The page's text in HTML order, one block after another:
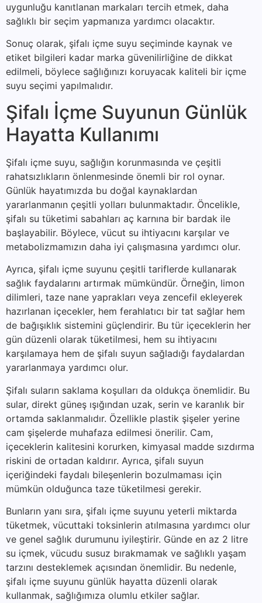
uygunluğu kanıtlanan markaları tercih etmek, daha
sağlıklı bir seçim yapmanıza yardımcı olacaktır.
Sonuç olarak, şifalı içme suyu seçiminde kaynak ve
etiket bilgileri kadar marka güvenilirliğine de dikkat
edilmeli, böylece sağlığınızı koruyacak kaliteli bir içme
suyu seçimi yapılmalıdır.
Şifalı İçme Suyunun Günlük
Hayatta Kullanımı
Şifalı içme suyu, sağlığın korunmasında ve çeşitli
rahatsızlıkların önlenmesinde önemli bir rol oynar.
Günlük hayatımızda bu doğal kaynaklardan
yararlanmanın çeşitli yolları bulunmaktadır. Öncelikle,
şifalı su tüketimi sabahları aç karnına bir bardak ile
başlayabilir. Böylece, vücut su ihtiyacını karşılar ve
metabolizmamızın daha iyi çalışmasına yardımcı olur.
Ayrıca, şifalı içme suyunu çeşitli tariflerde kullanarak
sağlık faydalarını artırmak mümkündür. Örneğin, limon
dilimleri, taze nane yaprakları veya zencefil ekleyerek
hazırlanan içecekler, hem ferahlatıcı bir tat sağlar hem
de bağışıklık sistemini güçlendirir. Bu tür içeceklerin her
gün düzenli olarak tüketilmesi, hem su ihtiyacını
karşılamaya hem de şifalı suyun sağladığı faydalardan
yararlanmaya yardımcı olur.
Şifalı suların saklama koşulları da oldukça önemlidir. Bu
sular, direkt güneş ışığından uzak, serin ve karanlık bir
ortamda saklanmalıdır. Özellikle plastik şişeler yerine
cam şişelerde muhafaza edilmesi önerilir. Cam,
içeceklerin kalitesini korurken, kimyasal madde sızdırma
riskini de ortadan kaldırır. Ayrıca, şifalı suyun
içeriğindeki faydalı bileşenlerin bozulmaması için
mümkün olduğunca taze tüketilmesi gerekir.
Bunların yanı sıra, şifalı içme suyunu yeterli miktarda
tüketmek, vücuttaki toksinlerin atılmasına yardımcı olur
ve genel sağlık durumunu iyileştirir. Günde en az 2 litre
su içmek, vücudu susuz bırakmamak ve sağlıklı yaşam
tarzını desteklemek açısından önemlidir. Bu nedenle,
şifalı içme suyunu günlük hayatta düzenli olarak
kullanmak, sağlığımıza olumlu etkiler sağlar.